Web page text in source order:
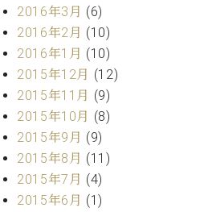
2016年3月 (6)
2016年2月 (10)
2016年1月 (10)
2015年12月 (12)
2015年11月 (9)
2015年10月 (8)
2015年9月 (9)
2015年8月 (11)
2015年7月 (4)
2015年6月 (1)